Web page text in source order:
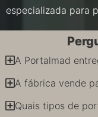
especializada para
A Portalmad
A fábrica vende
Quais tipos de